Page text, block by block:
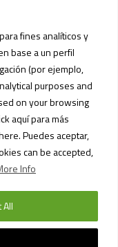
fines analíticos y
base a un perfil
(por ejemplo,
purposes and
on your browsing
aquí para más
Puedes aceptar,
can be accepted,
Info
All
/ SIAM MALL MALL ©